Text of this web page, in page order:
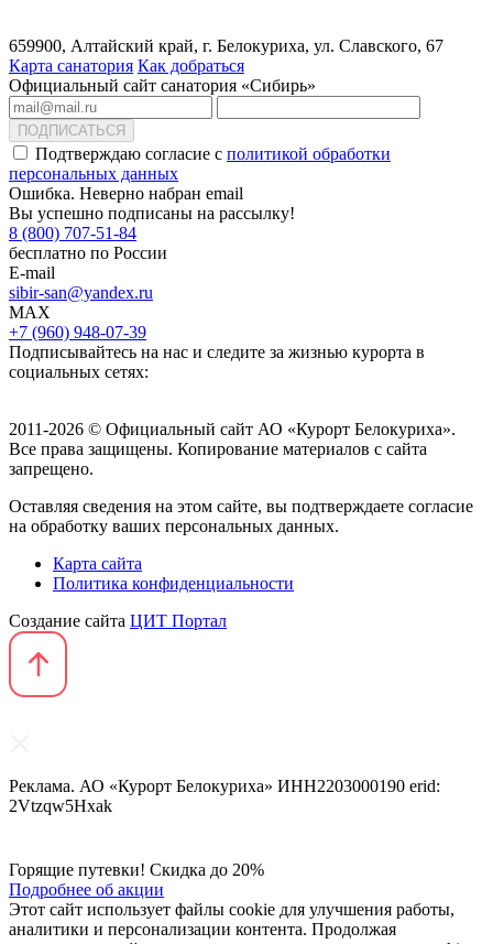
659900, Алтайский край, г. Белокуриха, ул. Славского, 67
Карта санатория Как добраться
Официальный сайт санатория «Сибирь»
ПОДПИСАТЬСЯ
Подтверждаю согласие с политикой обработки
персональных данных
Ошибка. Неверно набран email
Вы успешно подписаны на рассылку!
8 (800) 707-51-84
бесплатно по России
E-mail
sibir-san@yandex.ru
MAX
+7 (960) 948-07-39
Подписывайтесь на нас и следите за жизнью курорта в
социальных сетях:
2011-2026 © Официальный сайт АО «Курорт Белокуриха».
Все права защищены. Копирование материалов с сайта
запрещено.
Оставляя сведения на этом сайте, вы подтверждаете согласие
на обработку ваших персональных данных.
Карта сайта
Политика конфиденциальности
Создание сайта ЦИТ Портал
Реклама. АО «Курорт Белокуриха» ИНН2203000190 erid:
2Vtzqw5Hxak
Горящие путевки! Скидка до 20%
Подробнее об акции
Этот сайт использует файлы cookie для улучшения работы,
аналитики и персонализации контента. Продолжая